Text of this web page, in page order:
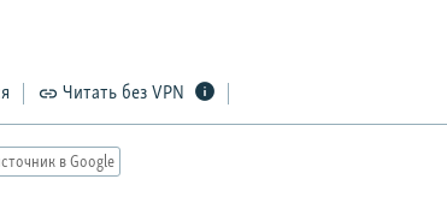
Читать без VPN
в Google